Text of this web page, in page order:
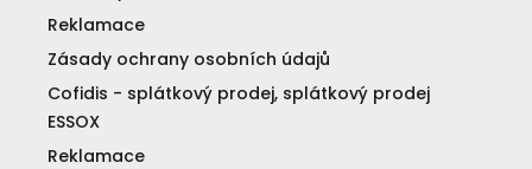
Reklamace
Zásady ochrany osobních údajů
Cofidis - splátkový prodej, splátkový prodej
ESSOX
Reklamace